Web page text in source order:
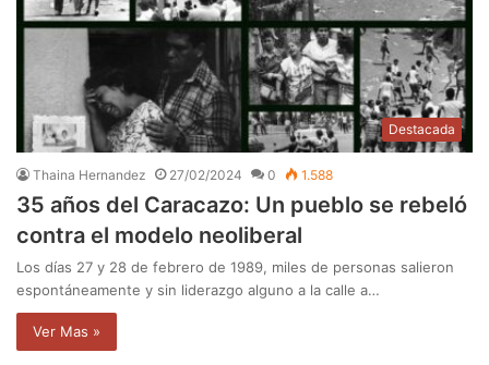
Destacada
Thaina Hernandez 27/02/2024 0 1.588
35 años del Caracazo: Un pueblo se rebeló
contra el modelo neoliberal
Los días 27 y 28 de febrero de 1989, miles de personas salieron
espontáneamente y sin liderazgo alguno a la calle a…
Ver Mas »